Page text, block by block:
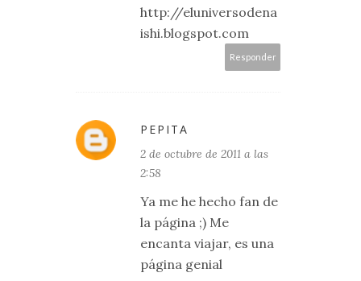
http://eluniversodena
ishi.blogspot.com
Responder
PEPITA
2 de octubre de 2011 a las
2:58
Ya me he hecho fan de
la página ;) Me
encanta viajar, es una
página genial